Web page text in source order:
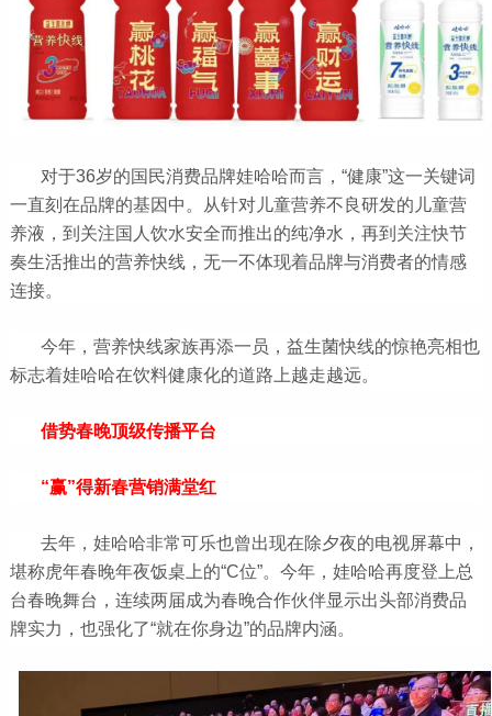
对于36岁的国民消费品牌娃哈哈而言，“健康”这一关键词
一直刻在品牌的基因中。从针对儿童营养不良研发的儿童营
养液，到关注国人饮水安全而推出的纯净水，再到关注快节
奏生活推出的营养快线，无一不体现着品牌与消费者的情感
连接。
今年，营养快线家族再添一员，益生菌快线的惊艳亮相也
标志着娃哈哈在饮料健康化的道路上越走越远。
借势春晚顶级传播平台
“赢”得新春营销满堂红
去年，娃哈哈非常可乐也曾出现在除夕夜的电视屏幕中，
堪称虎年春晚年夜饭桌上的“C位”。今年，娃哈哈再度登上总
台春晚舞台，连续两届成为春晚合作伙伴显示出头部消费品
牌实力，也强化了“就在你身边”的品牌内涵。